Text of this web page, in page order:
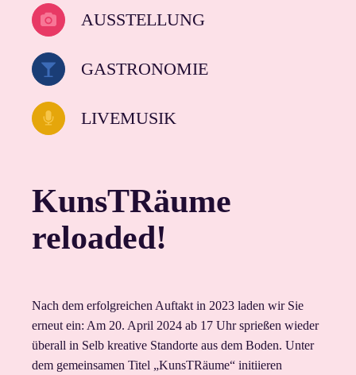
AUSSTELLUNG
GASTRONOMIE
LIVEMUSIK
KunsTRäume
reloaded!
Nach dem erfolgreichen Auftakt in 2023 laden wir Sie
erneut ein: Am 20. April 2024 ab 17 Uhr sprießen wieder
überall in Selb kreative Standorte aus dem Boden. Unter
dem gemeinsamen Titel „KunsTRäume“ initiieren